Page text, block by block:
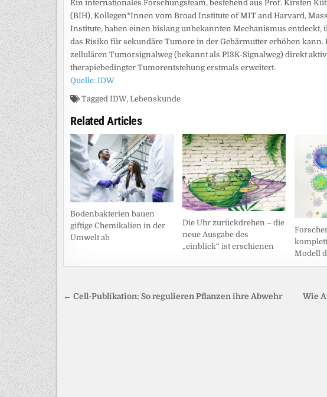
Ein internationales Forschungsteam, bestehend aus Prof. Kirsten
(BIH), Kollegen*Innen vom Broad Institute of MIT and Harvard,
Institute, haben einen bislang unbekannten Mechanismus
das Risiko für sekundäre Tumore in der Gebärmutter erhöhen kann.
zellulären Tumorsignalweg (bekannt als PI3K-Signalweg) direkt
therapiebedingter Tumorentstehung erstmals erweitert.
Quelle: IDW
Tagged IDW, Lebenskunde
Related Articles
Bodenbakterien bauen
giftige Chemikalien in der
Umwelt ab
Die Uhr zurückdrehen – die
neue Ausgabe des
„einblick“ ist erschienen
Modell
Beitragsnavigation Wie
← Cell-Publikation: So regulieren Pflanzen ihre Abwehr